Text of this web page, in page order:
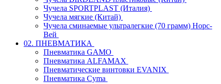
Чучела SPORTPLAST (Италия)
Чучела мягкие (Китай)
Чучела сминаемые ультралегкие (70 грамм) Норс-
Вей
02. ПНЕВМАТИКА
Пневматика GAMO
Пневматика ALFAMAX
Пневматические винтовки EVANIX
Пневматика Cyma